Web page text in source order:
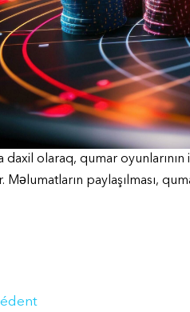
daxil olaraq, qumar
Məlumatların paylaşılması,